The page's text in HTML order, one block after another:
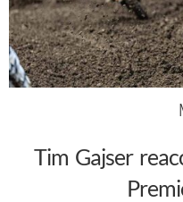
Tim Gajser